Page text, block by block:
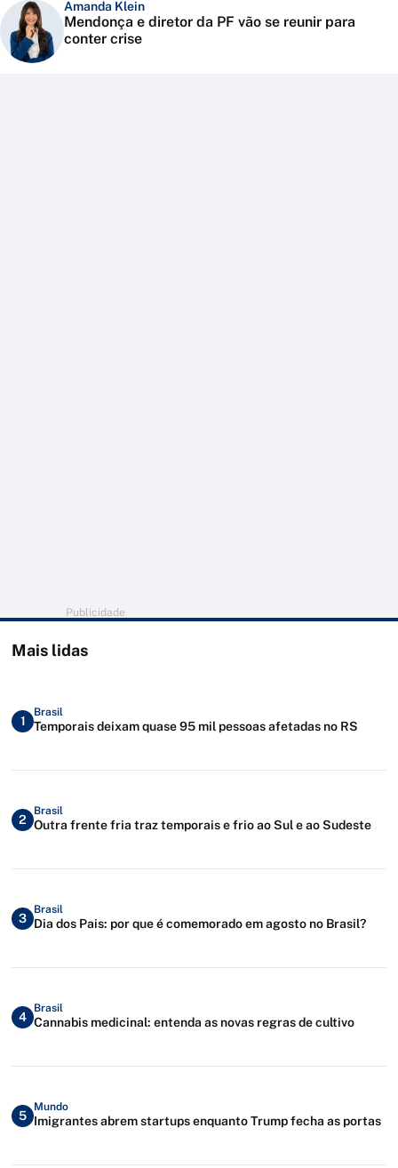
Amanda Klein
Mendonça e diretor da PF vão se reunir para
conter crise
Publicidade
Mais lidas
1
Brasil
Temporais deixam quase 95 mil pessoas afetadas no RS
2
Brasil
Outra frente fria traz temporais e frio ao Sul e ao Sudeste
3
Brasil
Dia dos Pais: por que é comemorado em agosto no Brasil?
4
Brasil
Cannabis medicinal: entenda as novas regras de cultivo
5
Mundo
Imigrantes abrem startups enquanto Trump fecha as portas